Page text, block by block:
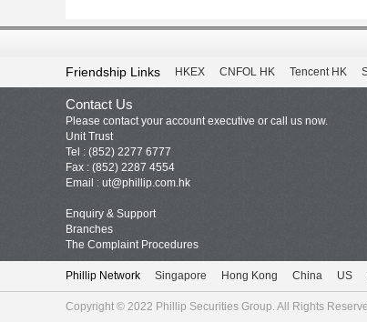
Friendship Links HKEX CNFOL HK Tencent HK
Contact Us
Please contact your account executive or call us now.
Unit Trust
Tel : (852) 2277 6777
Fax : (852) 2287 4554
Email : ut@phillip.com.hk
Enquiry & Support
Branches
The Complaint Procedures
Phillip Network Singapore Hong Kong China US
Copyright © 2022 Phillip Securities Group. All Rights